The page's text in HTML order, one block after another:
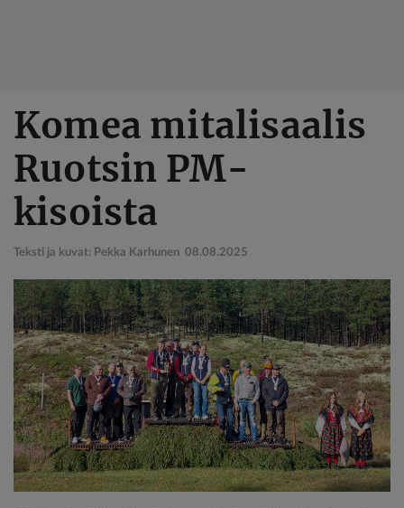
pääsisältöön
Komea mitalisaalis
Ruotsin PM-
kisoista
Teksti ja kuvat: Pekka Karhunen 08.08.2025